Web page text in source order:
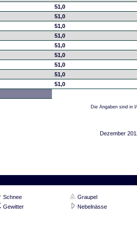
51,0
51,0
51,0
51,0
51,0
51,0
51,0
51,0
51,0
Die Angaben sind in l/
Dezember
Schnee
Graupel
Gewitter
Nebelnässe